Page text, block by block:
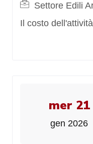
Settore Edili
Il costo
mer 21
gen 2026